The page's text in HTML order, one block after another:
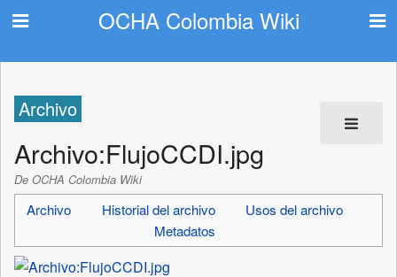
OCHA Colombia Wiki
Archivo
Archivo:FlujoCCDI.jpg
De OCHA Colombia Wiki
Archivo Historial del archivo
Usos del archivo
Metadatos